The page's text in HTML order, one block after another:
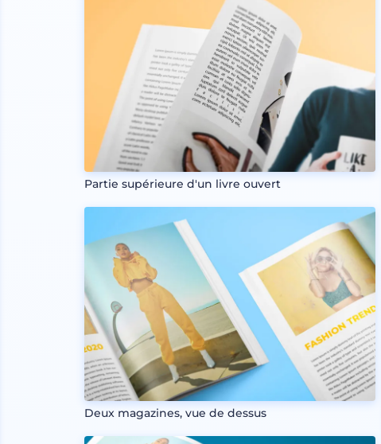
Partie supérieure d'un livre ouvert
Deux magazines, vue de dessus